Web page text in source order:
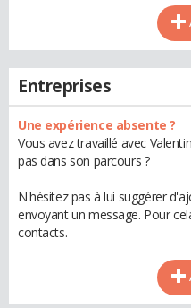
Entreprises
Une expérience absente ?
Vous avez travaillé avec
pas dans son parcours ?
N'hésitez pas à lui suggérer
envoyant un message. Pour
contacts.